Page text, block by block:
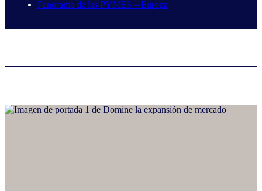
Panorama de las PYMES – Europa